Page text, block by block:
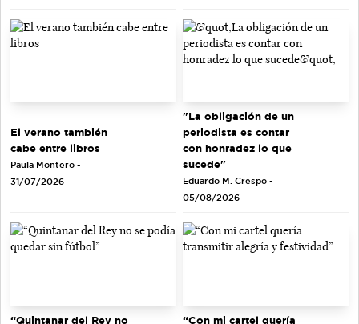
El verano también
cabe entre libros
Paula Montero -
31/07/2026
"La obligación de un
periodista es contar
con honradez lo que
sucede"
Eduardo M. Crespo -
05/08/2026
“Quintanar del Rey no
“Con mi cartel quería